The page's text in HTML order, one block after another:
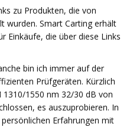
zu Produkten, die von
wurden. Smart Carting erhält
Einkäufe, die über diese Links
bin ich immer auf der
Prüfgeräten. Kürzlich
1310/1550 nm 32/30 dB von
es auszuprobieren. In
Erfahrungen mit